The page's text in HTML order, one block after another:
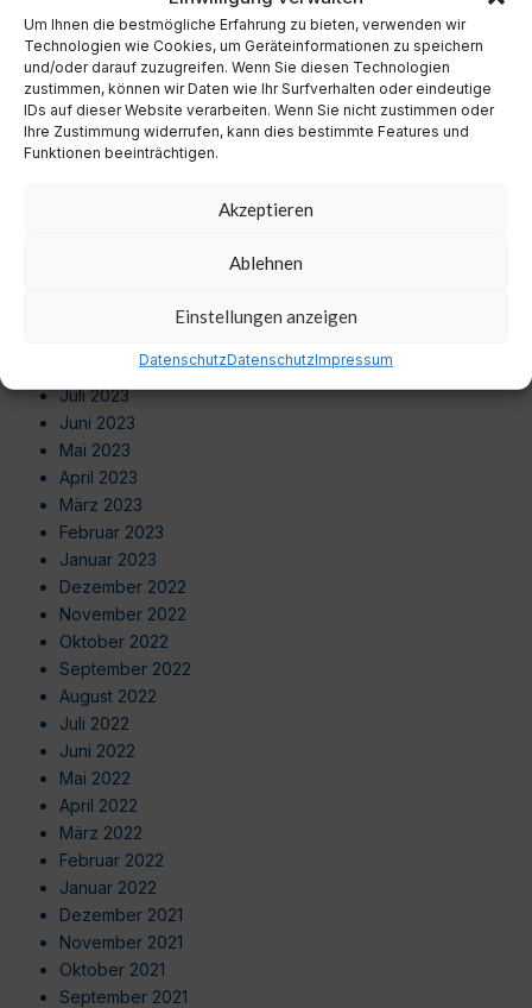
Um Ihnen die bestmögliche Erfahrung zu bieten, verwenden wir
Technologien wie Cookies, um Geräteinformationen zu speichern
und/oder darauf zuzugreifen. Wenn Sie diesen Technologien
zustimmen, können wir Daten wie Ihr Surfverhalten oder eindeutige
IDs auf dieser Website verarbeiten. Wenn Sie nicht zustimmen oder
Ihre Zustimmung widerrufen, kann dies bestimmte Features und
Funktionen beeinträchtigen.
Akzeptieren
Ablehnen
Einstellungen anzeigen
DatenschutzDatenschutzImpressum
August 2024
Juli 2024
Juni 2024
Mai 2024
April 2024
August 2023
Juli 2023
Juni 2023
Mai 2023
April 2023
März 2023
Februar 2023
Januar 2023
Dezember 2022
November 2022
Oktober 2022
September 2022
August 2022
Juli 2022
Juni 2022
Mai 2022
April 2022
März 2022
Februar 2022
Januar 2022
Dezember 2021
November 2021
Oktober 2021
September 2021